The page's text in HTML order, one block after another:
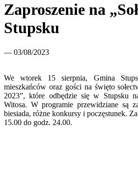
Zaproszenie na
Stupsku
— 03/08/2023
We wtorek 15 sierpnia, Gmina
mieszkańców oraz gości na święto
2023”, które odbędzie się w Stupsku
Witosa. W programie przewidziane są
biesiada, różne konkursy i poczęstunek.
15.00 do godz. 24.00.